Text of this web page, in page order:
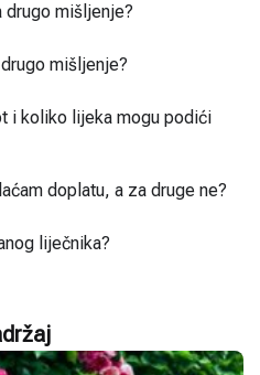
drugo mišljenje?
mišljenje?
i koliko lijeka mogu podići
doplatu, a za druge ne?
liječnika?